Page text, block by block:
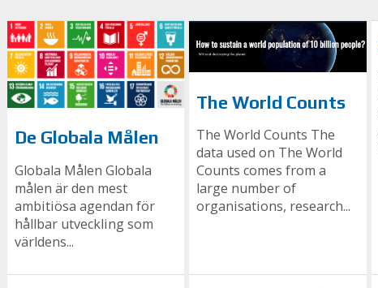
De Globala Målen
Globala Målen Globala
målen är den mest
ambitiösa agendan för
hållbar utveckling som
världens...
The World Counts
The World Counts The
data used on The World
Counts comes from a
large number of
organisations, research...